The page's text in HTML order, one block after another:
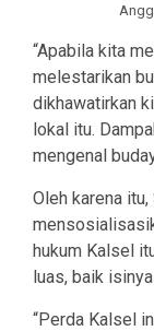
“Apabila kita
melestarikan
dikhawatirkan
lokal itu.
mengenal
Oleh karena
hukum Kalsel
luas, baik
“Perda Kalsel